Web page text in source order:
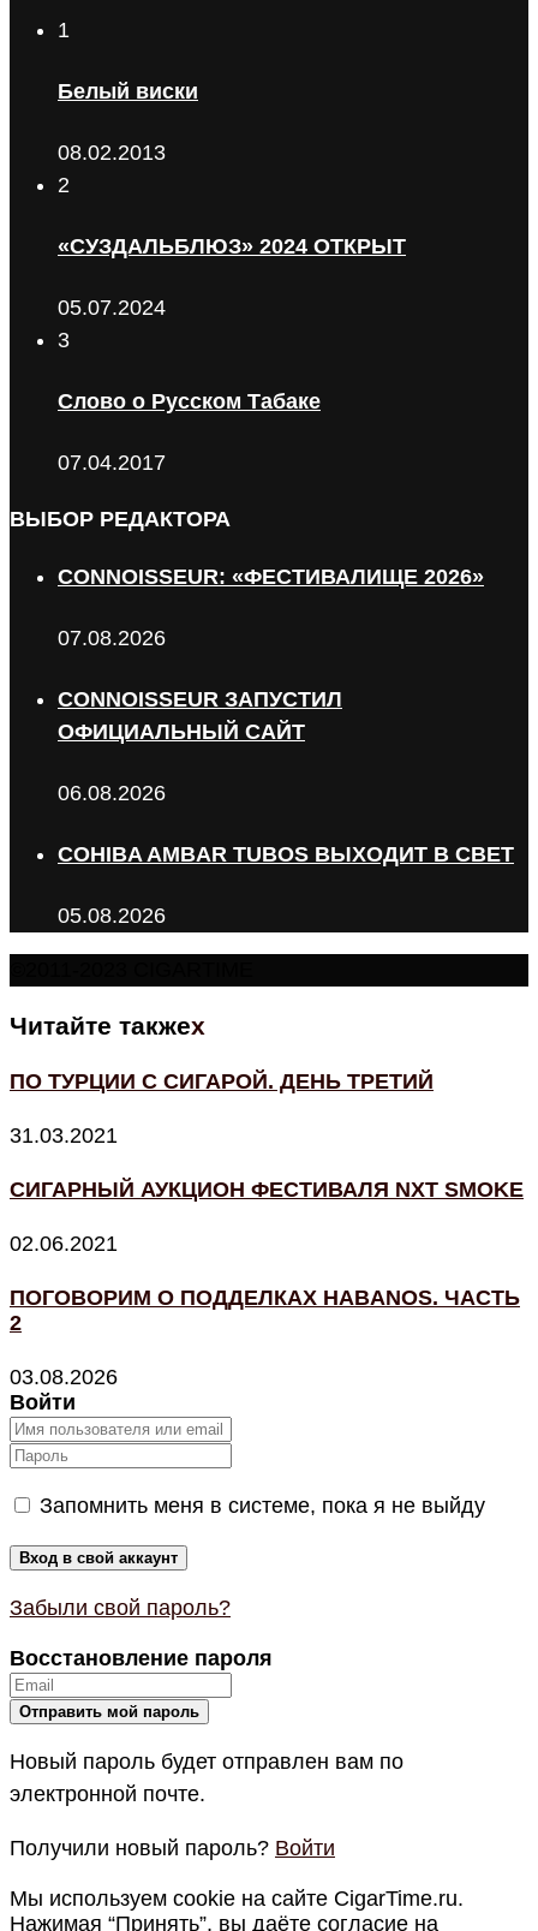
1
Белый виски
08.02.2013
2
«СУЗДАЛЬБЛЮЗ» 2024 ОТКРЫТ
05.07.2024
3
Слово о Русском Табаке
07.04.2017
ВЫБОР РЕДАКТОРА
CONNOISSEUR: «ФЕСТИВАЛИЩЕ 2026»
07.08.2026
CONNOISSEUR ЗАПУСТИЛ
ОФИЦИАЛЬНЫЙ САЙТ
06.08.2026
COHIBA AMBAR TUBOS ВЫХОДИТ В СВЕТ
05.08.2026
Читайте такжеx
ПО ТУРЦИИ С СИГАРОЙ. ДЕНЬ ТРЕТИЙ
31.03.2021
СИГАРНЫЙ АУКЦИОН ФЕСТИВАЛЯ NXT SMOKE
02.06.2021
ПОГОВОРИМ О ПОДДЕЛКАХ HABANOS. ЧАСТЬ
2
03.08.2026
Войти
Запомнить меня в системе, пока я не выйду
Забыли свой пароль?
Восстановление пароля
Новый пароль будет отправлен вам по
электронной почте.
Получили новый пароль? Войти
Мы используем cookie на сайте CigarTime.ru.
Нажимая “Принять”, вы даёте согласие на